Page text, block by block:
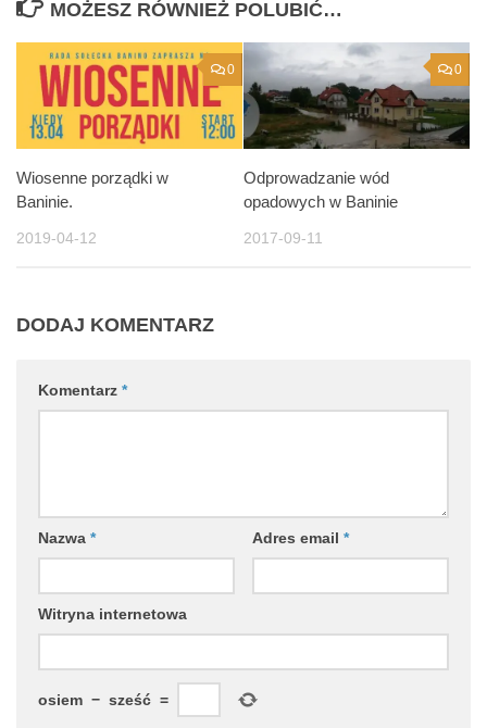
MOŻESZ RÓWNIEŻ POLUBIĆ…
0
Wiosenne porządki w
Baninie.
2019-04-12
0
Odprowadzanie wód
opadowych w Baninie
2017-09-11
DODAJ KOMENTARZ
Komentarz *
Nazwa * Adres email *
Witryna internetowa
osiem − sześć =